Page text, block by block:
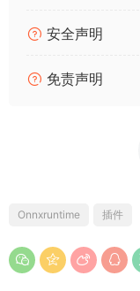
安全声明
免责声明
Onnxruntime 插件